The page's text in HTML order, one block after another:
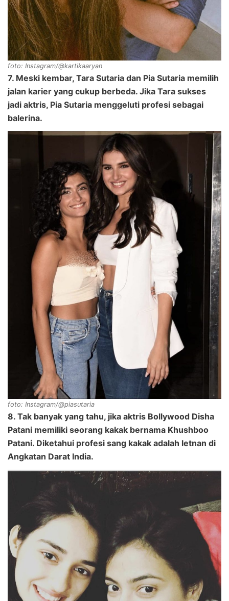
foto: Instagram/@kartikaaryan
7. Meski kembar, Tara Sutaria dan Pia Sutaria memilih
jalan karier yang cukup berbeda. Jika Tara sukses
jadi aktris, Pia Sutaria menggeluti profesi sebagai
balerina.
foto: Instagram/@piasutaria
8. Tak banyak yang tahu, jika aktris Bollywood Disha
Patani memiliki seorang kakak bernama Khushboo
Patani. Diketahui profesi sang kakak adalah letnan di
Angkatan Darat India.